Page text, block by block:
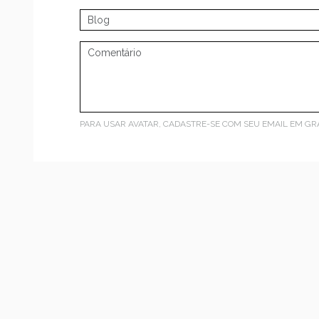
PARA USAR AVATAR, CADASTRE-SE COM SEU EMAIL EM